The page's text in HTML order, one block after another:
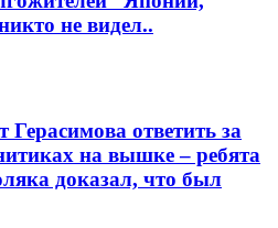
не видел..
ответить за
на вышке – ребята
доказал, что был